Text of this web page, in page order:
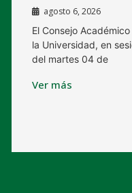
agosto 6, 2026
El Consejo
la Universidad, en
del martes 04 de
Ver más